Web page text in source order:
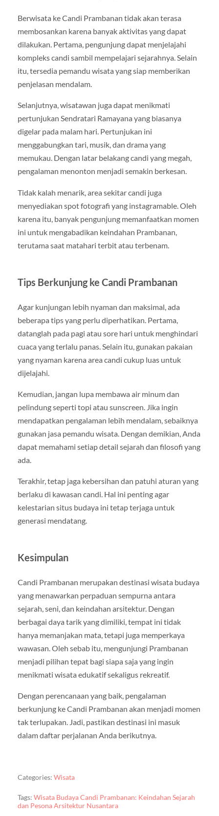
Berwisata ke Candi Prambanan tidak akan terasa
membosankan karena banyak aktivitas yang dapat
dilakukan. Pertama, pengunjung dapat menjelajahi
kompleks candi sambil mempelajari sejarahnya. Selain
itu, tersedia pemandu wisata yang siap memberikan
penjelasan mendalam.
Selanjutnya, wisatawan juga dapat menikmati
pertunjukan Sendratari Ramayana yang biasanya
digelar pada malam hari. Pertunjukan ini
menggabungkan tari, musik, dan drama yang
memukau. Dengan latar belakang candi yang megah,
pengalaman menonton menjadi semakin berkesan.
Tidak kalah menarik, area sekitar candi juga
menyediakan spot fotografi yang instagramable. Oleh
karena itu, banyak pengunjung memanfaatkan momen
ini untuk mengabadikan keindahan Prambanan,
terutama saat matahari terbit atau terbenam.
Tips Berkunjung ke Candi Prambanan
Agar kunjungan lebih nyaman dan maksimal, ada
beberapa tips yang perlu diperhatikan. Pertama,
datanglah pada pagi atau sore hari untuk menghindari
cuaca yang terlalu panas. Selain itu, gunakan pakaian
yang nyaman karena area candi cukup luas untuk
dijelajahi.
Kemudian, jangan lupa membawa air minum dan
pelindung seperti topi atau sunscreen. Jika ingin
mendapatkan pengalaman lebih mendalam, sebaiknya
gunakan jasa pemandu wisata. Dengan demikian, Anda
dapat memahami setiap detail sejarah dan filosofi yang
ada.
Terakhir, tetap jaga kebersihan dan patuhi aturan yang
berlaku di kawasan candi. Hal ini penting agar
kelestarian situs budaya ini tetap terjaga untuk
generasi mendatang.
Kesimpulan
Candi Prambanan merupakan destinasi wisata budaya
yang menawarkan perpaduan sempurna antara
sejarah, seni, dan keindahan arsitektur. Dengan
berbagai daya tarik yang dimiliki, tempat ini tidak
hanya memanjakan mata, tetapi juga memperkaya
wawasan. Oleh sebab itu, mengunjungi Prambanan
menjadi pilihan tepat bagi siapa saja yang ingin
menikmati wisata edukatif sekaligus rekreatif.
Dengan perencanaan yang baik, pengalaman
berkunjung ke Candi Prambanan akan menjadi momen
tak terlupakan. Jadi, pastikan destinasi ini masuk
dalam daftar perjalanan Anda berikutnya.
Categories: Wisata
Tags: Wisata Budaya Candi Prambanan: Keindahan Sejarah
dan Pesona Arsitektur Nusantara